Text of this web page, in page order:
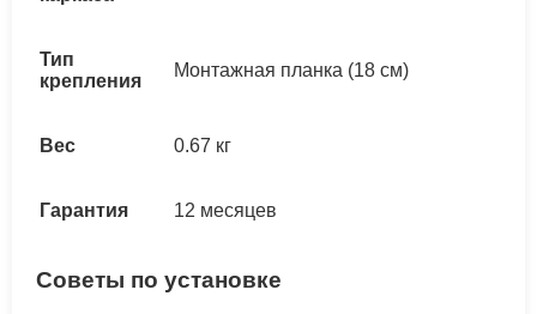
Тип
крепления
Монтажная планка (18 см)
Вес 0.67 кг
Гарантия 12 месяцев
Советы по установке